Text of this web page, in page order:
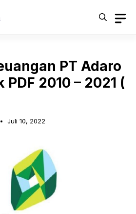
PT Adaro
2010 – 2021 (
Juli 10, 2022